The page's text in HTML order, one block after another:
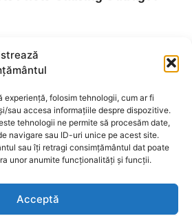
experiență, folosim tehnologii, cum ar fi
sau accesa informațiile despre dispozitive.
tehnologii ne permite să procesăm date,
navigare sau ID-uri unice pe acest site.
sau îți retragi consimțământul dat poate
unor anumite funcționalități și funcții.
Acceptă